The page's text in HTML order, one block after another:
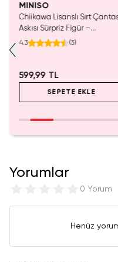
MINISO
Chiikawa Lisanslı Sırt
Askısı Sürpriz Figür –
Koleksiyonluk Blind Box
4.3 (3)
599,99 TL
SEPETE EKLE
Yorumlar
0 Yorum
Henüz